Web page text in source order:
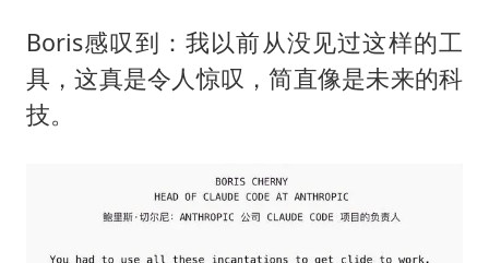
Boris感叹到：我以前从没见过这样的工
具，这真是令人惊叹，简直像是未来的科
技。